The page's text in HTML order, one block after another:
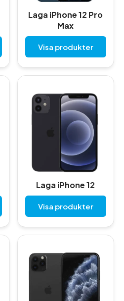
Laga iPhone 12 Pro
Max
Visa produkter
Laga iPhone 12
Visa produkter